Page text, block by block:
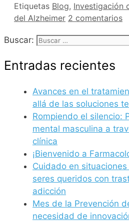
Etiquetas Blog, Investigación
del Alzheimer 2 comentarios
Buscar:
Entradas recientes
Avances en el
allá de las soluciones
Rompiendo el silencio:
mental masculina a
clínica
¡Bienvenido a
Cuidado en
seres queridos con
adicción
Mes de la Prevención
necesidad de